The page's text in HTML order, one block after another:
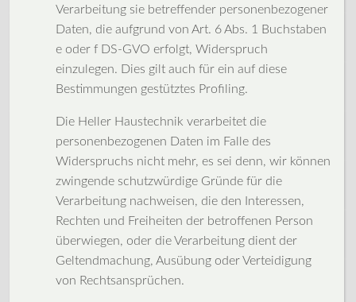
Verarbeitung sie betreffender personenbezogener
Daten, die aufgrund von Art. 6 Abs. 1 Buchstaben
e oder f DS-GVO erfolgt, Widerspruch
einzulegen. Dies gilt auch für ein auf diese
Bestimmungen gestütztes Profiling.
Die Heller Haustechnik verarbeitet die
personenbezogenen Daten im Falle des
Widerspruchs nicht mehr, es sei denn, wir können
zwingende schutzwürdige Gründe für die
Verarbeitung nachweisen, die den Interessen,
Rechten und Freiheiten der betroffenen Person
überwiegen, oder die Verarbeitung dient der
Geltendmachung, Ausübung oder Verteidigung
von Rechtsansprüchen.